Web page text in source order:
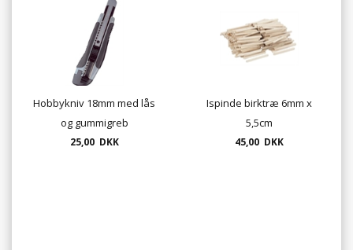
Hobbykniv 18mm med lås
og gummigreb
25,00 DKK
Ispinde birktræ 6mm x
5,5cm
45,00 DKK